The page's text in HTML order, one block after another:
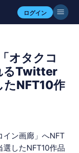
ログイン
オタクコ
るTwitter
たNFT10作